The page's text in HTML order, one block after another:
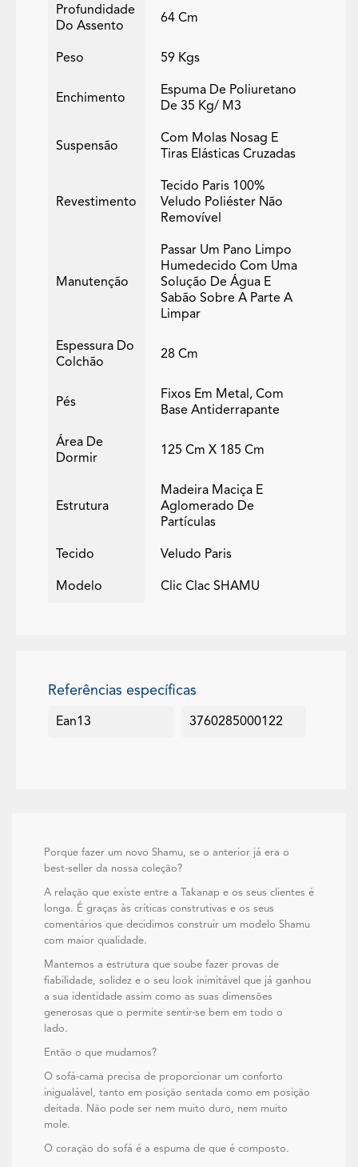
Profundidade
Do Assento
64 Cm
Peso 59 Kgs
Enchimento
Espuma De Poliuretano
De 35 Kg/ M3
Suspensão
Com Molas Nosag E
Tiras Elásticas Cruzadas
Revestimento
Tecido Paris 100%
Veludo Poliéster Não
Removível
Manutenção
Passar Um Pano Limpo
Humedecido Com Uma
Solução De Água E
Sabão Sobre A Parte A
Limpar
Espessura Do
Colchão
28 Cm
Pés
Fixos Em Metal, Com
Base Antiderrapante
Área De
Dormir
125 Cm X 185 Cm
Estrutura
Madeira Maciça E
Aglomerado De
Partículas
Tecido Veludo Paris
Modelo Clic Clac SHAMU
Referências específicas
Ean13 3760285000122
Porque fazer um novo Shamu, se o anterior já era o
best-seller da nossa coleção?
A relação que existe entre a Takanap e os seus clientes é
longa. É graças às críticas construtivas e os seus
comentários que decidimos construir um modelo Shamu
com maior qualidade.
Mantemos a estrutura que soube fazer provas de
fiabilidade, solidez e o seu look inimitável que já ganhou
a sua identidade assim como as suas dimensões
generosas que o permite sentir-se bem em todo o
lado.
Então o que mudamos?
O sofá-cama precisa de proporcionar um conforto
inigualável, tanto em posição sentada como em posição
deitada. Não pode ser nem muito duro, nem muito
mole.
O coração do sofá é a espuma de que é composto.